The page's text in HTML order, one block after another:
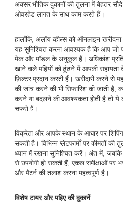
अक्सर भौतिक दुकानों की तुलना में बेहतर
ओवरहेड लागत के साथ काम करते हैं।
हालाँकि, अलॉय व्हील्स को ऑनलाइन
यह सुनिश्चित करना आवश्यक है कि आप जो
मेक और मॉडल के अनुकूल हैं। अधिकांश
खाने वाले पहियों को ढूंढने में आपकी
फ़िल्टर प्रदान करती हैं। खरीदारी करने से
की जांच करने की भी सिफारिश की जाती है,
करने या बदलने की आवश्यकता होती है तो ये
सकते हैं।
विक्रेता और आपके स्थान के आधार पर
सकती है। विभिन्न प्लेटफार्मों पर कीमतों की
ध्यान में रखना सुनिश्चित करें। अंत में, जबकि
से उपयोगी हो सकती हैं, एकल समीक्षाओं पर
और पैटर्न की तलाश करना महत्वपूर्ण है।
विशेष टायर और पहिए की दुकानें